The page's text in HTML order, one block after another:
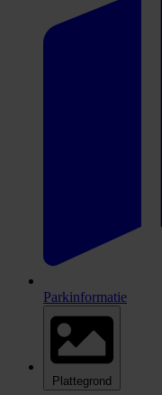
Parkinformatie
Plattegrond